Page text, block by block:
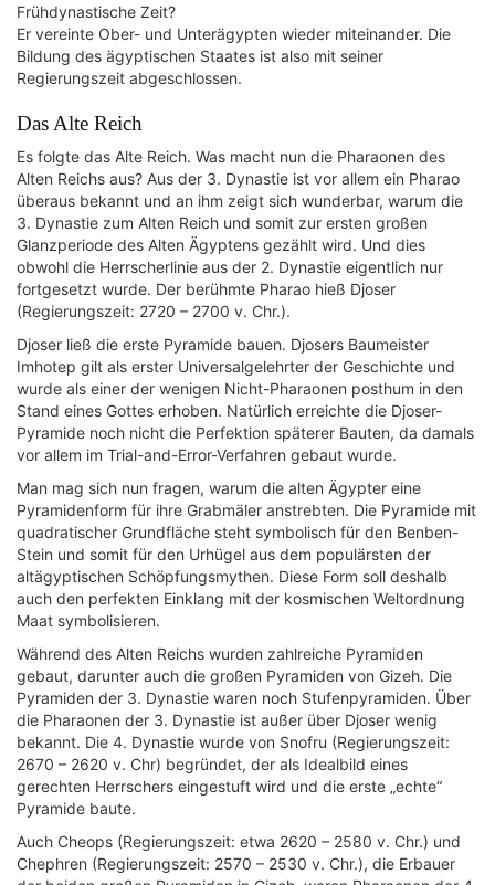
Frühdynastische Zeit?
Er vereinte Ober- und Unterägypten wieder miteinander. Die
Bildung des ägyptischen Staates ist also mit seiner
Regierungszeit abgeschlossen.
Das Alte Reich
Es folgte das Alte Reich. Was macht nun die Pharaonen des
Alten Reichs aus? Aus der 3. Dynastie ist vor allem ein Pharao
überaus bekannt und an ihm zeigt sich wunderbar, warum die
3. Dynastie zum Alten Reich und somit zur ersten großen
Glanzperiode des Alten Ägyptens gezählt wird. Und dies
obwohl die Herrscherlinie aus der 2. Dynastie eigentlich nur
fortgesetzt wurde. Der berühmte Pharao hieß Djoser
(Regierungszeit: 2720 – 2700 v. Chr.).
Djoser ließ die erste Pyramide bauen. Djosers Baumeister
Imhotep gilt als erster Universalgelehrter der Geschichte und
wurde als einer der wenigen Nicht-Pharaonen posthum in den
Stand eines Gottes erhoben. Natürlich erreichte die Djoser-
Pyramide noch nicht die Perfektion späterer Bauten, da damals
vor allem im Trial-and-Error-Verfahren gebaut wurde.
Man mag sich nun fragen, warum die alten Ägypter eine
Pyramidenform für ihre Grabmäler anstrebten. Die Pyramide mit
quadratischer Grundfläche steht symbolisch für den Benben-
Stein und somit für den Urhügel aus dem populärsten der
altägyptischen Schöpfungsmythen. Diese Form soll deshalb
auch den perfekten Einklang mit der kosmischen Weltordnung
Maat symbolisieren.
Während des Alten Reichs wurden zahlreiche Pyramiden
gebaut, darunter auch die großen Pyramiden von Gizeh. Die
Pyramiden der 3. Dynastie waren noch Stufenpyramiden. Über
die Pharaonen der 3. Dynastie ist außer über Djoser wenig
bekannt. Die 4. Dynastie wurde von Snofru (Regierungszeit:
2670 – 2620 v. Chr) begründet, der als Idealbild eines
gerechten Herrschers eingestuft wird und die erste „echte“
Pyramide baute.
Auch Cheops (Regierungszeit: etwa 2620 – 2580 v. Chr.) und
Chephren (Regierungszeit: 2570 – 2530 v. Chr.), die Erbauer